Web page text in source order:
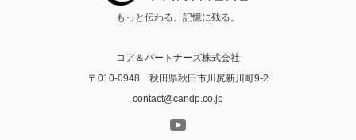
もっと伝わる。記憶に残る。
コア＆パートナーズ株式会社
〒010-0948 秋田県秋田市川尻新川町9-2
contact@candp.co.jp